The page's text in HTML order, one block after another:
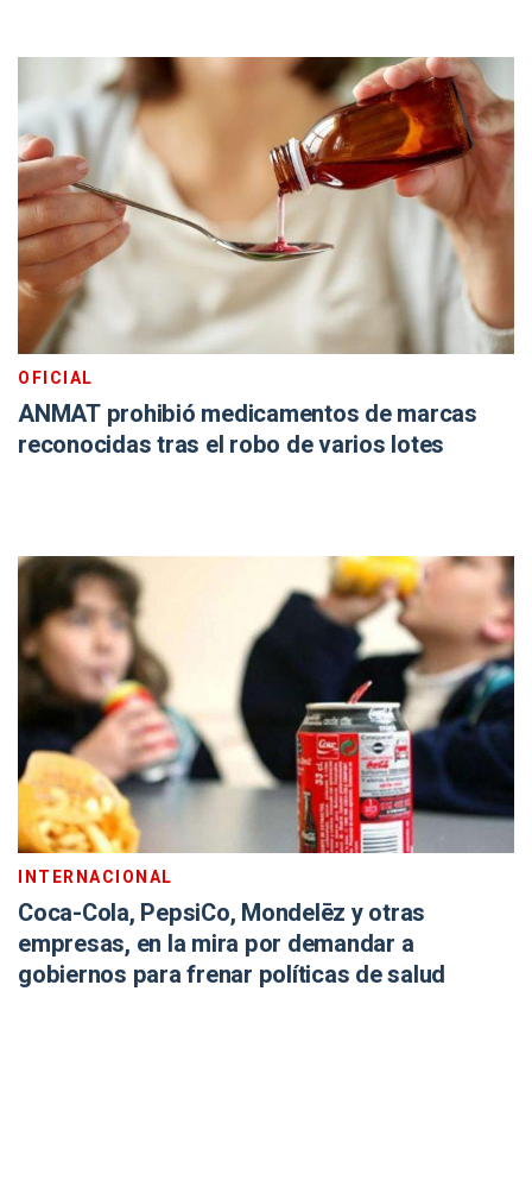
OFICIAL
ANMAT prohibió medicamentos de marcas
reconocidas tras el robo de varios lotes
INTERNACIONAL
Coca-Cola, PepsiCo, Mondelēz y otras
empresas, en la mira por demandar a
gobiernos para frenar políticas de salud